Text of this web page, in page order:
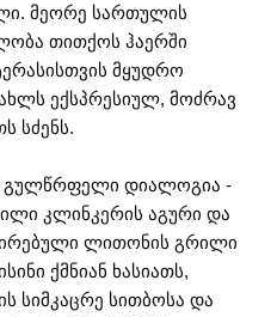
მეორე სართულის
თითქოს ჰაერში
მყუდრო
ექსპრესიულ, მოძრავ
სძენს.
გულწრფელი დიალოგია -
კლინკერის აგური და
ლითონის გრილი
ქმნიან ხასიათს,
სიმკაცრე სითბოსა და